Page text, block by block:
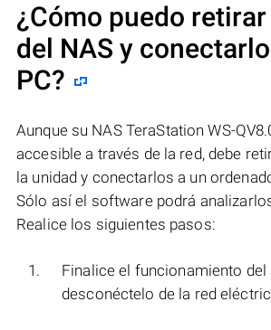
¿Cómo puedo
del NAS y
PC?
Aunque su NAS TeraStation WS-
accesible a través de la red, debe
la unidad y conectarlos a un
Sólo así el software podrá
Realice los siguientes pasos:
Finalice el funcionamiento del
desconéctelo de la red